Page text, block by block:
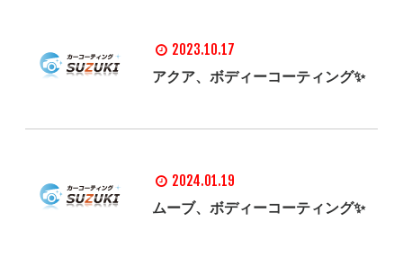
2023.10.17
アクア、ボディーコーティング✨
2024.01.19
ムーブ、ボディーコーティング✨